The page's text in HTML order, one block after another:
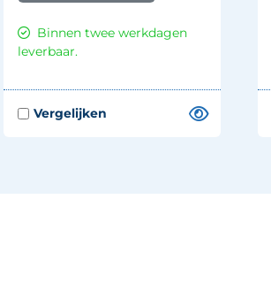
Binnen twee werkdagen
leverbaar.